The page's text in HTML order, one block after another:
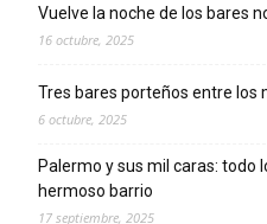
Vuelve la noche de los bares
16 octubre, 2025
Tres bares porteños entre los
6 octubre, 2025
Palermo y sus mil caras: todo
hermoso barrio
17 septiembre, 2025